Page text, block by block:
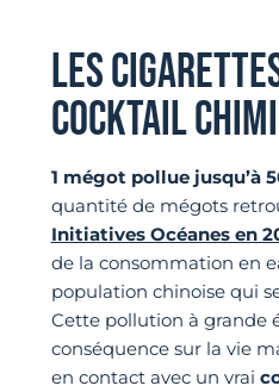
LES
COCKTAIL
1 mégot pollue jusqu’à
quantité de mégots
Initiatives Océanes en
de la consommation en
population chinoise qui
Cette pollution à grande
conséquence sur la vie
en contact avec un vrai